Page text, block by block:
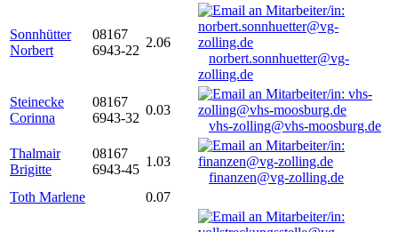
Sonnhütter
Norbert
08167
6943-22
2.06
norbert.sonnhuetter@vg-
zolling.de
Steinecke
Corinna
08167
6943-32
0.03
vhs-zolling@vhs-moosburg.de
Thalmair
Brigitte
08167
6943-45
1.03
finanzen@vg-zolling.de
Toth Marlene
0.07